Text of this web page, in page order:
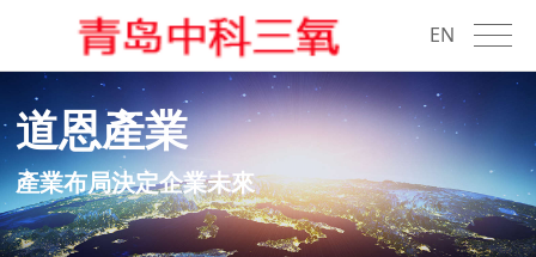
EN
道恩產業
產業布局決定企業未來